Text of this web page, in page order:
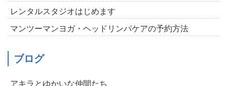
レンタルスタジオはじめます
マンツーマンヨガ・ヘッドリンパケアの予約方法
ブログ
アキラとゆかいな仲間たち